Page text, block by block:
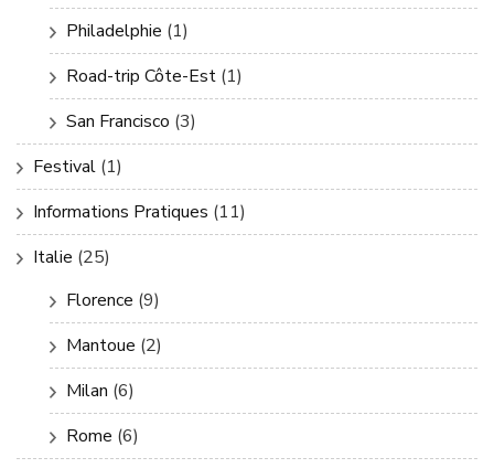
Philadelphie (1)
Road-trip Côte-Est (1)
San Francisco (3)
Festival (1)
Informations Pratiques (11)
Italie (25)
Florence (9)
Mantoue (2)
Milan (6)
Rome (6)